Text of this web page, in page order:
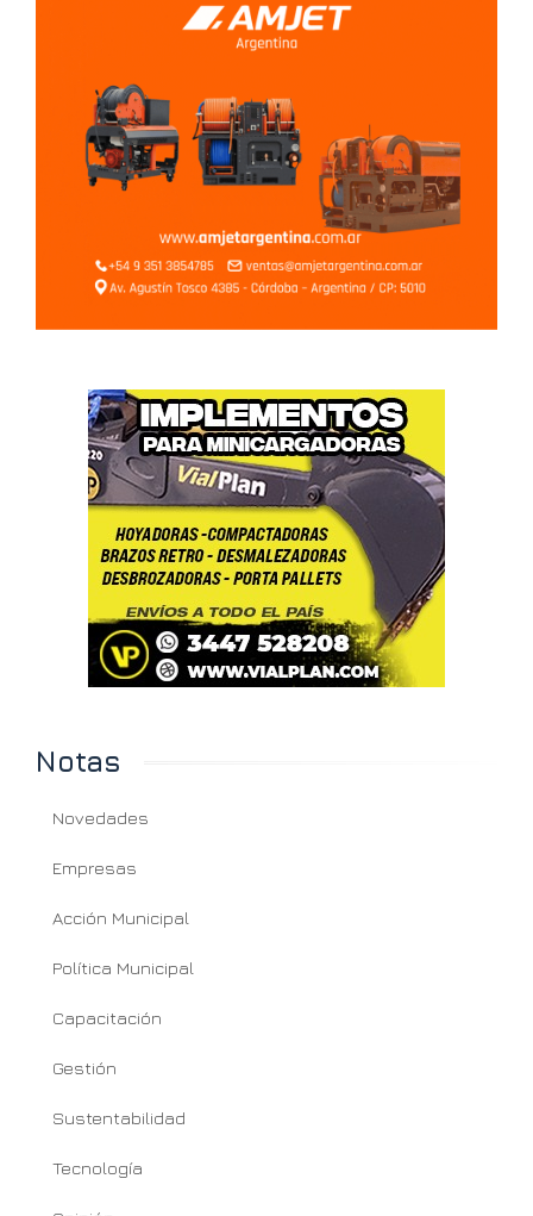
Notas
Novedades
Empresas
Acción Municipal
Política Municipal
Capacitación
Gestión
Sustentabilidad
Tecnología